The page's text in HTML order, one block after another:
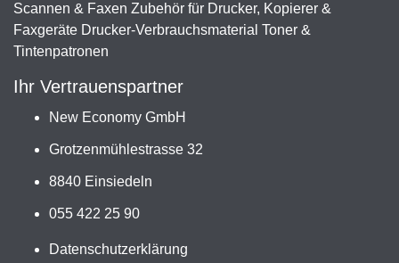
Scannen & Faxen Zubehör für Drucker, Kopierer &
Faxgeräte Drucker-Verbrauchsmaterial Toner &
Tintenpatronen
Ihr Vertrauenspartner
New Economy GmbH
Grotzenmühlestrasse 32
8840 Einsiedeln
055 422 25 90
Datenschutzerklärung